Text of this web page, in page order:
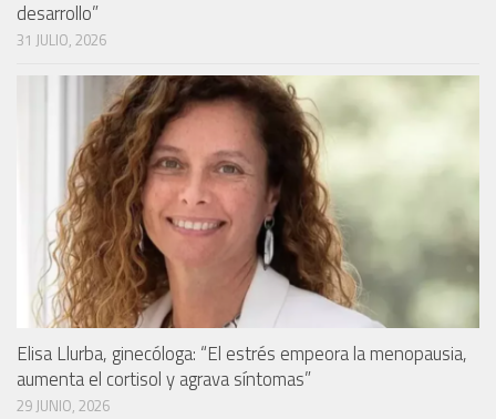
desarrollo”
31 JULIO, 2026
Elisa Llurba, ginecóloga: “El estrés empeora la menopausia,
aumenta el cortisol y agrava síntomas”
29 JUNIO, 2026